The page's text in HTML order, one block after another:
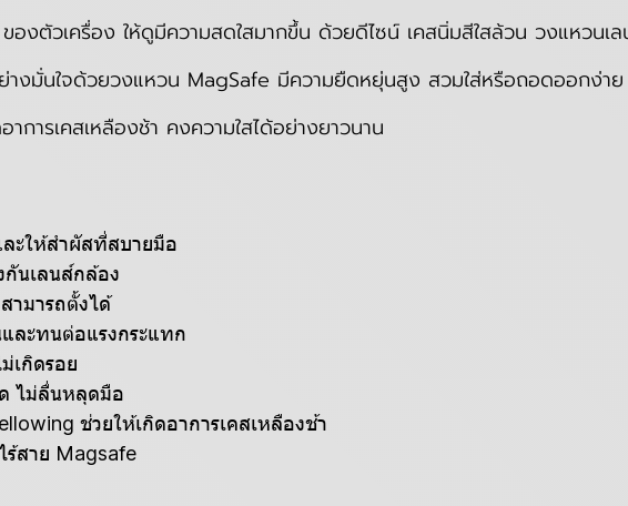
องตัวเครื่อง ให้ดูมีความสดใสมากขึ้น ด้วยดีไซน์ เคสนิ่มสีใสล้วน วงแหวนเ
างมั่นใจด้วยวงแหวน MagSafe มีความยืดหยุ่นสูง สวมใส่หรือถอดออกง่า
การเคสเหลืองช้า คงความใสได้อย่างยาวนาน
ะให้สำผัสที่สบายมือ
นเลนส์กล้อง
ามารถตั้งได้
ละทนต่อแรงกระแทก
เกิดรอย
ไม่ลื่นหลุดมือ
ช่วยให้เกิดอาการเคสเหลืองช้า
ร้สาย Magsafe